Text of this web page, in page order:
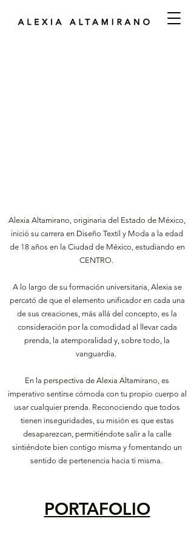
Alexia Altamirano, originaria del Estado de México,
inició su carrera en Diseño Textil y Moda a la edad
de 18 años en la Ciudad de México, estudiando en
CENTRO. ​
A lo largo de su formación universitaria, Alexia se
percató de que el elemento unificador en cada una
de sus creaciones, más allá del concepto, es la
consideración por la comodidad al llevar cada
prenda, la atemporalidad y, sobre todo, la
vanguardia. ​
En la perspectiva de Alexia Altamirano, es
imperativo sentirse cómoda con tu propio cuerpo al
usar cualquier prenda. Reconociendo que todos
tienen inseguridades, su misión es que estas
desaparezcan, permitiéndote salir a la calle
sintiéndote bien contigo misma y fomentando un
sentido de pertenencia hacia ti misma. ​
PORTAFOLIO